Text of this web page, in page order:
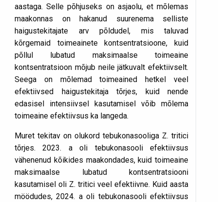
aastaga. Selle põhjuseks on asjaolu, et mõlemas
maakonnas on hakanud suurenema selliste
haigustekitajate arv põldudel, mis taluvad
kõrgemaid toimeainete kontsentratsioone, kuid
põllul lubatud maksimaalse toimeaine
kontsentratsioon mõjub neile jätkuvalt efektiivselt.
Seega on mõlemad toimeained hetkel veel
efektiivsed haigustekitaja tõrjes, kuid nende
edasisel intensiivsel kasutamisel võib mõlema
toimeaine efektiivsus ka langeda.
Muret tekitav on olukord tebukonasooliga Z. tritici
tõrjes. 2023. a oli tebukonasooli efektiivsus
vähenenud kõikides maakondades, kuid toimeaine
maksimaalse lubatud kontsentratsiooni
kasutamisel oli Z. tritici veel efektiivne. Kuid aasta
möödudes, 2024. a oli tebukonasooli efektiivsus